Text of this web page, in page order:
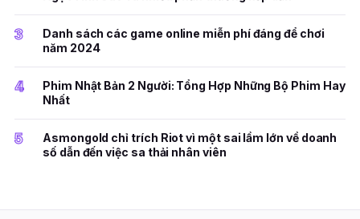
3
Danh sách các game online miễn phí đáng để chơi
năm 2024
4
Phim Nhật Bản 2 Người: Tổng Hợp Những Bộ Phim Hay
Nhất
5
Asmongold chỉ trích Riot vì một sai lầm lớn về doanh
số dẫn đến việc sa thải nhân viên